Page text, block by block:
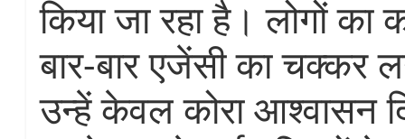
किया जा रहा है। लोगों का
बार-बार एजेंसी का चक्कर
उन्हें केवल कोरा आश्वासन